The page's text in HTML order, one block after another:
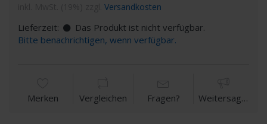
Versandkosten
Lieferzeit:
Das Produkt ist nicht verfügbar.
Bitte benachrichtigen, wenn verfügbar.
Merken Vergleichen Fragen? Weitersagen